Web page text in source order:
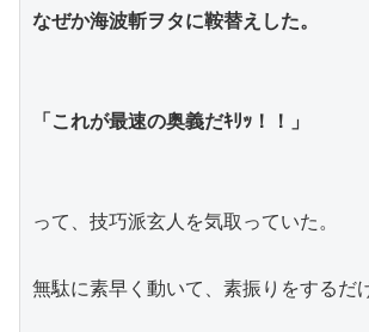
なぜか海波斬ヲタに鞍替えした。
「これが最速の奥義だｷﾘｯ！！」
って、技巧派玄人を気取っていた。
無駄に素早く動いて、素振りをするだ